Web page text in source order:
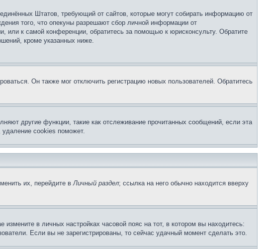
Штатов, требующий от сайтов, которые могут собирать информацию от
того, что опекуны разрешают сбор личной информации от
к самой конференции, обратитесь за помощью к юрисконсульту. Обратите
кроме указанных ниже.
Он также мог отключить регистрацию новых пользователей. Обратитесь
другие функции, такие как отслеживание прочитанных сообщений, если эта
cookies поможет.
их, перейдите вЛичный раздел; ссылка на него обычно находится вверху
в личных настройках часовой пояс на тот, в котором вы находитесь:
Если вы не зарегистрированы, то сейчас удачный момент сделать это.